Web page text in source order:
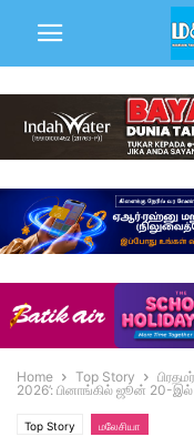
Home Top Story
2026’: பினாங்கில் ஜூன் 20-
Top Story மலேசியா